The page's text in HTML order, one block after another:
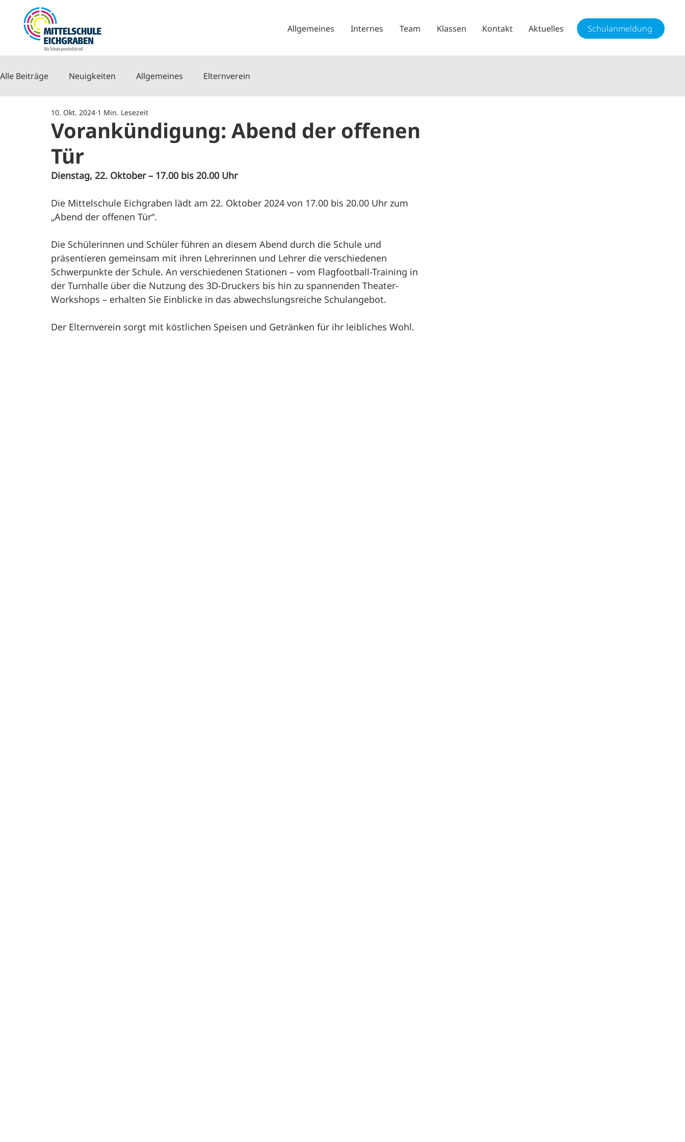
Allgemeines Internes Team Klassen Kontakt Aktuelles Schulanmeldung
Alle Beiträge Neuigkeiten Allgemeines Elternverein
Vorankündigung: Abend der offenen
Tür
10. Okt. 2024 1 Min. Lesezeit
Dienstag, 22. Oktober – 17.00 bis 20.00 Uhr
Die Mittelschule Eichgraben lädt am 22. Oktober 2024 von 17.00 bis 20.00 Uhr zum
„Abend der offenen Tür“.
Die Schülerinnen und Schüler führen an diesem Abend durch die Schule und
präsentieren gemeinsam mit ihren Lehrerinnen und Lehrer die verschiedenen
Schwerpunkte der Schule. An verschiedenen Stationen – vom Flagfootball-Training in
der Turnhalle über die Nutzung des 3D-Druckers bis hin zu spannenden Theater-
Workshops – erhalten Sie Einblicke in das abwechslungsreiche Schulangebot.
Der Elternverein sorgt mit köstlichen Speisen und Getränken für ihr leibliches Wohl.